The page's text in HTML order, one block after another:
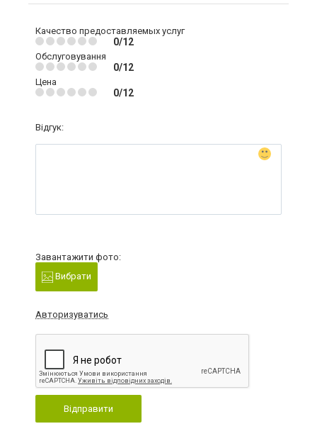
Качество предоставляемых услуг
0/12
Обслуговування
0/12
Цена
0/12
Відгук:
Завантажити фото:
Вибрати
Авторизуватись
Відправити